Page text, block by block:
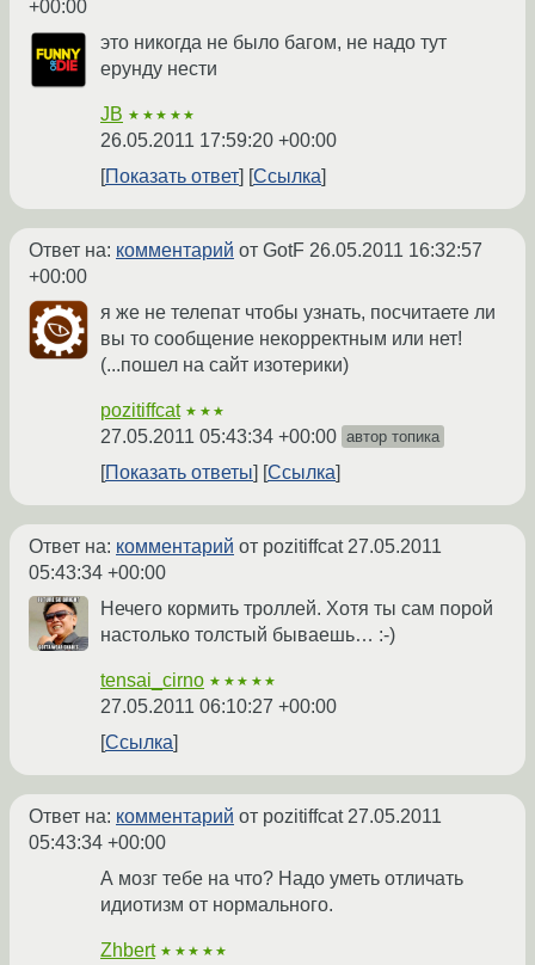
+00:00
это никогда не было багом, не надо тут
ерунду нести
JB ★★★★★
26.05.2011 17:59:20 +00:00
Показать ответ
Ссылка
Ответ на: комментарий от GotF 26.05.2011 16:32:57
+00:00
я же не телепат чтобы узнать, посчитаете ли
вы то сообщение некорректным или нет!
(...пошел на сайт изотерики)
pozitiffcat ★★★
27.05.2011 05:43:34 +00:00 автор топика
Показать ответы Ссылка
Ответ на: комментарий от pozitiffcat27.05.2011
05:43:34 +00:00
Нечего кормить троллей. Хотя ты сам порой
настолько толстый бываешь… :-)
tensai_cirno ★★★★★
27.05.2011 06:10:27 +00:00
Ссылка
Ответ на: комментарий от pozitiffcat27.05.2011
05:43:34 +00:00
А мозг тебе на что? Надо уметь отличать
идиотизм от нормального.
Zhbert ★★★★★